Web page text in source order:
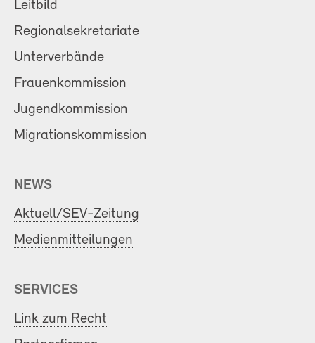
Leitbild
Regionalsekretariate
Unterverbände
Frauenkommission
Jugendkommission
Migrationskommission
NEWS
Aktuell/SEV-Zeitung
Medienmitteilungen
SERVICES
Link zum Recht